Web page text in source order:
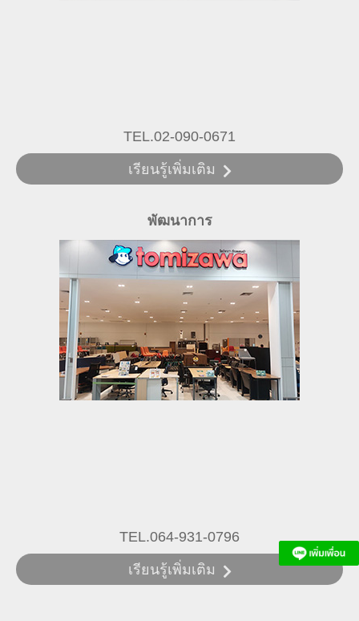
TEL.02-090-0671
เรียนรู้เพิ่มเติม
พัฒนาการ
TEL.064-931-0796
เรียนรู้เพิ่มเติม